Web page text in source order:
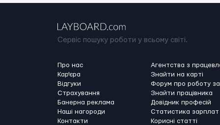
Сервіс пошуку роботи у всьому світі.
Про нас
Кар'єра
Відгуки
Страхування
Банерна реклама
Наші нагороди
Контакти
Агентства з
Знайти на карті
Форум про роботу
Знайти працівника
Довідник професій
Статистика зарплат
Корисні статті